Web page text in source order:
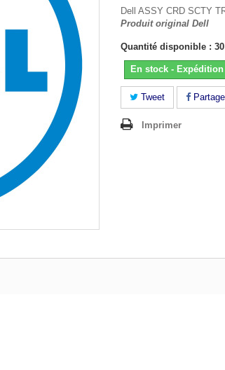
Dell ASSY CRD SCTY
Produit original Dell
Quantité disponible :
En stock -
Tweet
Imprimer